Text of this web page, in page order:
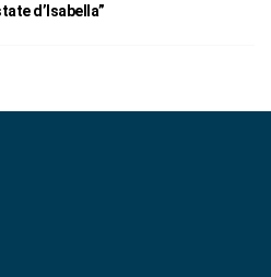
d’Isabella”